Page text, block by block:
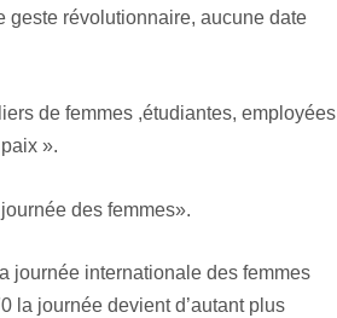
geste révolutionnaire, aucune date
de femmes ,étudiantes, employées
».
des femmes».
journée internationale des femmes
la journée devient d’autant plus